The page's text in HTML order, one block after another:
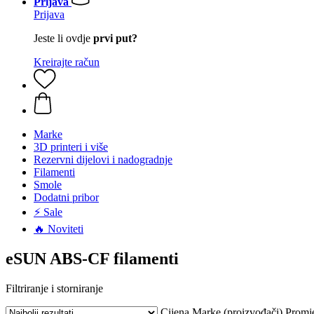
Prijava
Jeste li ovdje prvi put?
Kreirajte račun
Marke
3D printeri i više
Rezervni dijelovi i nadogradnje
Filamenti
Smole
Dodatni pribor
⚡ Sale
🔥 Noviteti
eSUN ABS-CF filamenti
Filtriranje i storniranje